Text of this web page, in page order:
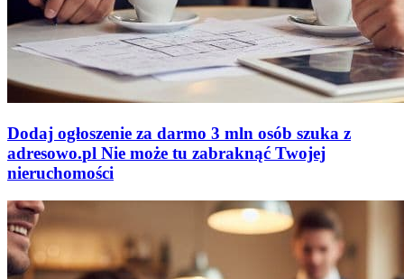
Dodaj ogłoszenie za darmo 3 mln osób szuka z
adresowo.pl Nie może tu zabraknąć Twojej
nieruchomości